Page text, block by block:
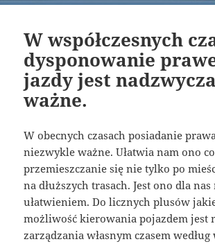
W współczesnych
dysponowanie
jazdy jest
ważne.
W obecnych czasach posiadanie
niezwykle ważne. Ułatwia nam ono
przemieszczanie się nie tylko po
na dłuższych trasach. Jest ono dla
ułatwieniem. Do licznych plusów
możliwość kierowania pojazdem jest
zarządzania własnym czasem według